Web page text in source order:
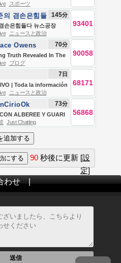
do Brasil 2026 | Rádio
スポーツ
손은힘들다 뉴스공장
7일 금요일 [김희교X박구
이진경, 홍사훈X주진우X
석, 오밀희, 스포츠공장,
(마지카)]
의 겸손은힘들
공장
145分
93401
ニュースと政治
Truth Revealed In The
Beavis and Butt-
A Messenger… | Ep 373
Owens 70分
90058
ブログ
| Toda la información
lugar | Seguí la
las 24 horas
7日
68171
ニュースと政治
ALBEREE Y GUARI
73分
56868
Just Chatting
90 秒後に更新 [設
定]
わせ|
送信